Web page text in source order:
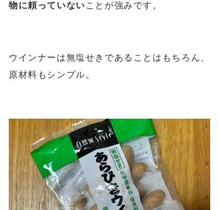
物に頼っていない ことが強みです。
ウインナーは無塩せきであることはもちろん、
原材料もシンプル。